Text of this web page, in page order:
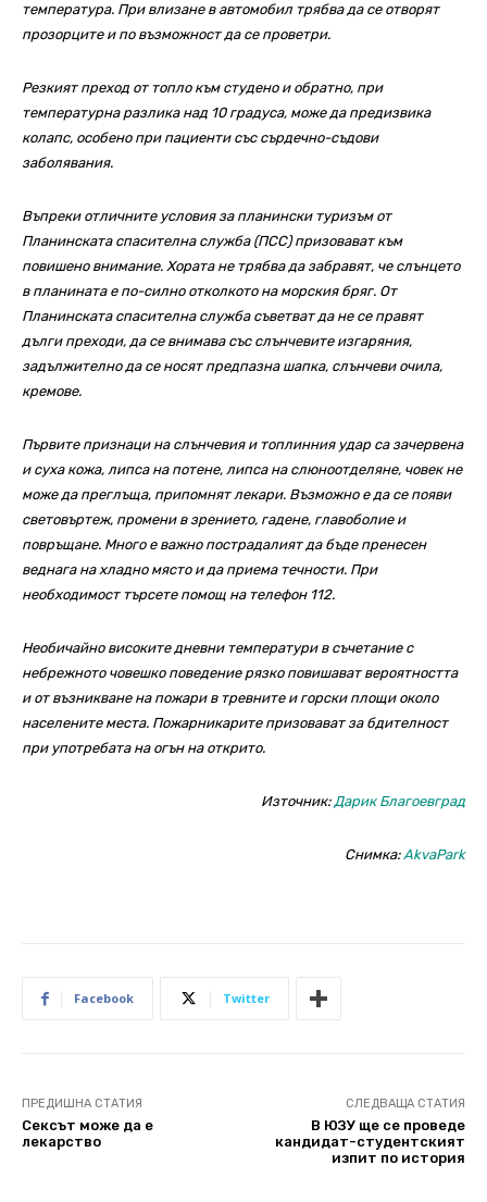
температура. При влизане в автомобил трябва да се отворят
прозорците и по възможност да се проветри.
Резкият преход от топло към студено и обратно, при
температурна разлика над 10 градуса, може да предизвика
колапс, особено при пациенти със сърдечно-съдови
заболявания.
Въпреки отличните условия за планински туризъм от
Планинската спасителна служба (ПСС) призовават към
повишено внимание. Хората не трябва да забравят, че слънцето
в планината е по-силно отколкото на морския бряг. От
Планинската спасителна служба съветват да не се правят
дълги преходи, да се внимава със слънчевите изгаряния,
задължително да се носят предпазна шапка, слънчеви очила,
кремове.
Първите признаци на слънчевия и топлинния удар са зачервена
и суха кожа, липса на потене, липса на слюноотделяне, човек не
може да преглъща, припомнят лекари. Възможно е да се появи
световъртеж, промени в зрението, гадене, главоболие и
повръщане. Много е важно пострадалият да бъде пренесен
веднага на хладно място и да приема течности. При
необходимост търсете помощ на телефон 112.
Необичайно високите дневни температури в съчетание с
небрежното човешко поведение рязко повишават вероятността
и от възникване на пожари в тревните и горски площи около
населените места. Пожарникарите призовават за бдителност
при употребата на огън на открито.
Източник:Дарик Благоевград
Снимка:AkvaPark
Facebook Twitter
ПРЕДИШНА СТАТИЯ
Сексът може да е
лекарство
СЛЕДВАЩА СТАТИЯ
В ЮЗУ ще се проведе
кандидат-студентският
изпит по история